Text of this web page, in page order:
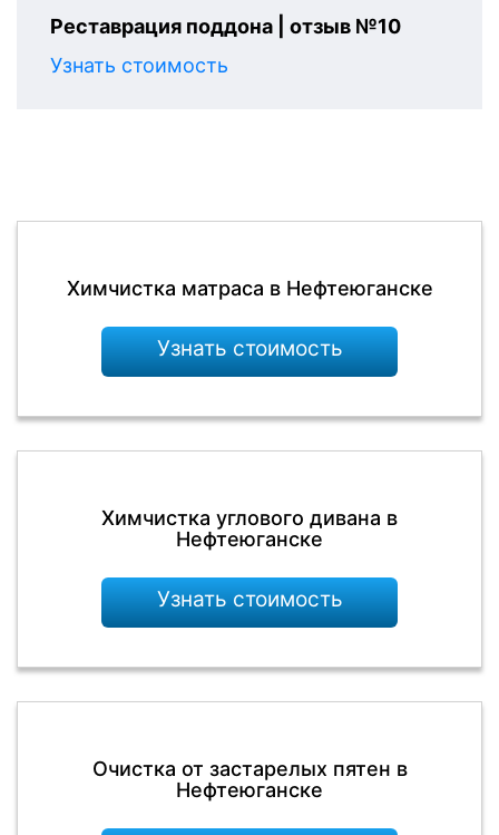
Реставрация поддона | отзыв №10
Узнать стоимость
Химчистка матраса в Нефтеюганске
Узнать стоимость
Химчистка углового дивана в
Нефтеюганске
Узнать стоимость
Очистка от застарелых пятен в
Нефтеюганске